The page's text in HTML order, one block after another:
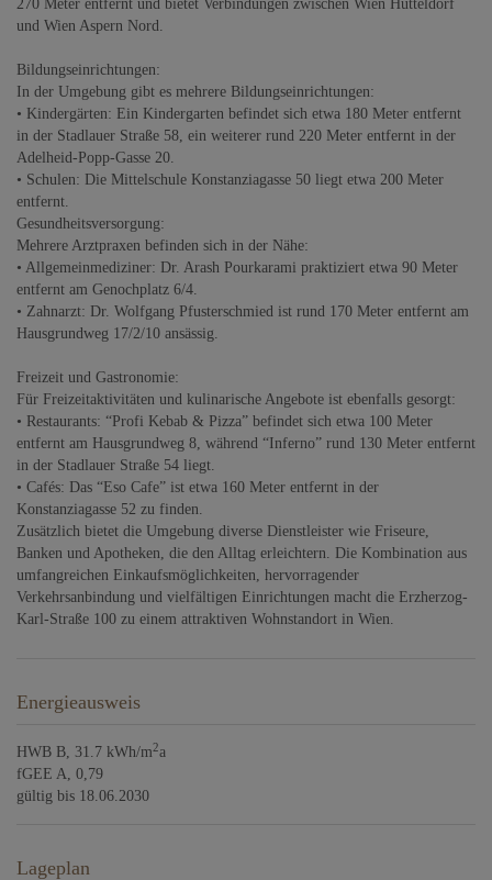
270 Meter entfernt und bietet Verbindungen zwischen Wien Hütteldorf
und Wien Aspern Nord.
Bildungseinrichtungen:
In der Umgebung gibt es mehrere Bildungseinrichtungen:
• Kindergärten: Ein Kindergarten befindet sich etwa 180 Meter entfernt
in der Stadlauer Straße 58, ein weiterer rund 220 Meter entfernt in der
Adelheid-Popp-Gasse 20.
• Schulen: Die Mittelschule Konstanziagasse 50 liegt etwa 200 Meter
entfernt.
Gesundheitsversorgung:
Mehrere Arztpraxen befinden sich in der Nähe:
• Allgemeinmediziner: Dr. Arash Pourkarami praktiziert etwa 90 Meter
entfernt am Genochplatz 6/4.
• Zahnarzt: Dr. Wolfgang Pfusterschmied ist rund 170 Meter entfernt am
Hausgrundweg 17/2/10 ansässig.
Freizeit und Gastronomie:
Für Freizeitaktivitäten und kulinarische Angebote ist ebenfalls gesorgt:
• Restaurants: “Profi Kebab & Pizza” befindet sich etwa 100 Meter
entfernt am Hausgrundweg 8, während “Inferno” rund 130 Meter entfernt
in der Stadlauer Straße 54 liegt.
• Cafés: Das “Eso Cafe” ist etwa 160 Meter entfernt in der
Konstanziagasse 52 zu finden.
Zusätzlich bietet die Umgebung diverse Dienstleister wie Friseure,
Banken und Apotheken, die den Alltag erleichtern. Die Kombination aus
umfangreichen Einkaufsmöglichkeiten, hervorragender
Verkehrsanbindung und vielfältigen Einrichtungen macht die Erzherzog-
Karl-Straße 100 zu einem attraktiven Wohnstandort in Wien.
Energieausweis
HWB B, 31.7 kWh/m2a
fGEE A, 0,79
gültig bis 18.06.2030
Lageplan